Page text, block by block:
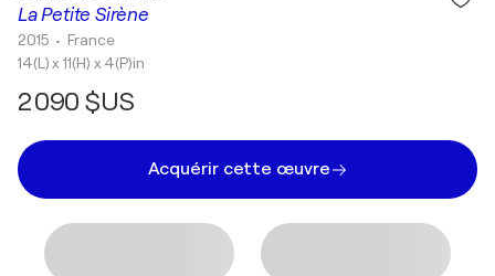
La Petite Sirène
2015 • France
14(L) x 11(H) x 4(P)in
2 090 $US
Acquérir cette œuvre